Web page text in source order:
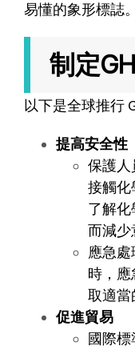
易懂的象形標誌。
制定
以下是全球推行
提高安全性
保護人
接觸化
了解
而減少
應急
時，
取適當
促進貿易
國際標